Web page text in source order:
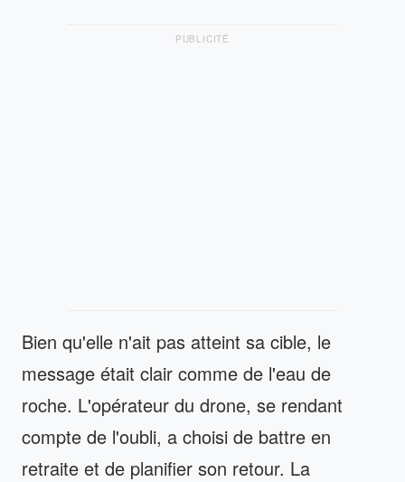
PUBLICITÉ
Bien qu'elle n'ait pas atteint sa cible, le
message était clair comme de l'eau de
roche. L'opérateur du drone, se rendant
compte de l'oubli, a choisi de battre en
retraite et de planifier son retour. La